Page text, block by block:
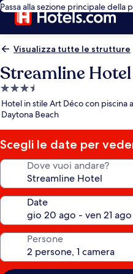
Passa alla sezione principale della
Visualizza tutte le strutture
Streamline Hotel
Struttura
a
3.5
stelle
Hotel in stile Art Déco con
Daytona Beach
Scegli le date per
Dove vuoi andare?
Date
Persone